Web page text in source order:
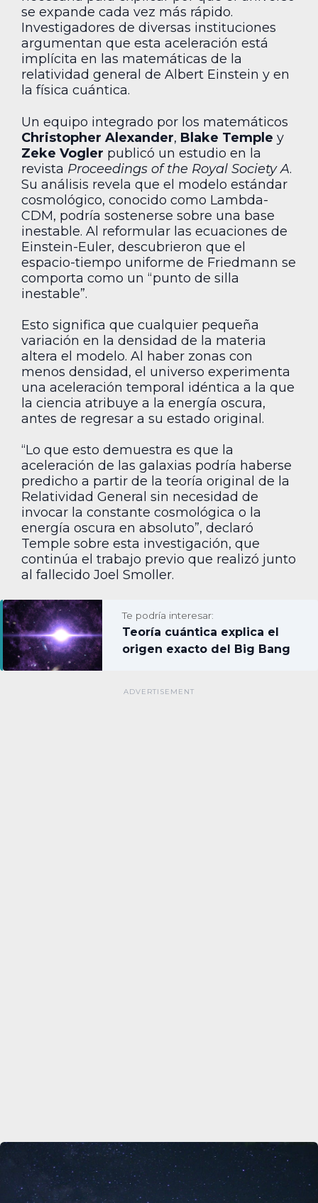
se expande cada vez más rápido.
Investigadores de diversas instituciones
argumentan que esta aceleración está
implícita en las matemáticas de la
relatividad general de Albert Einstein y en
la física cuántica.
Un equipo integrado por los matemáticos
Christopher Alexander, Blake Temple y
Zeke Vogler publicó un estudio en la
revista Proceedings of the Royal Society A.
Su análisis revela que el modelo estándar
cosmológico, conocido como Lambda-
CDM, podría sostenerse sobre una base
inestable. Al reformular las ecuaciones de
Einstein-Euler, descubrieron que el
espacio-tiempo uniforme de Friedmann se
comporta como un “punto de silla
inestable”.
Esto significa que cualquier pequeña
variación en la densidad de la materia
altera el modelo. Al haber zonas con
menos densidad, el universo experimenta
una aceleración temporal idéntica a la que
la ciencia atribuye a la energía oscura,
antes de regresar a su estado original.
“Lo que esto demuestra es que la
aceleración de las galaxias podría haberse
predicho a partir de la teoría original de la
Relatividad General sin necesidad de
invocar la constante cosmológica o la
energía oscura en absoluto”, declaró
Temple sobre esta investigación, que
continúa el trabajo previo que realizó junto
al fallecido Joel Smoller.
Te podría interesar:
Teoría cuántica explica el
origen exacto del Big Bang